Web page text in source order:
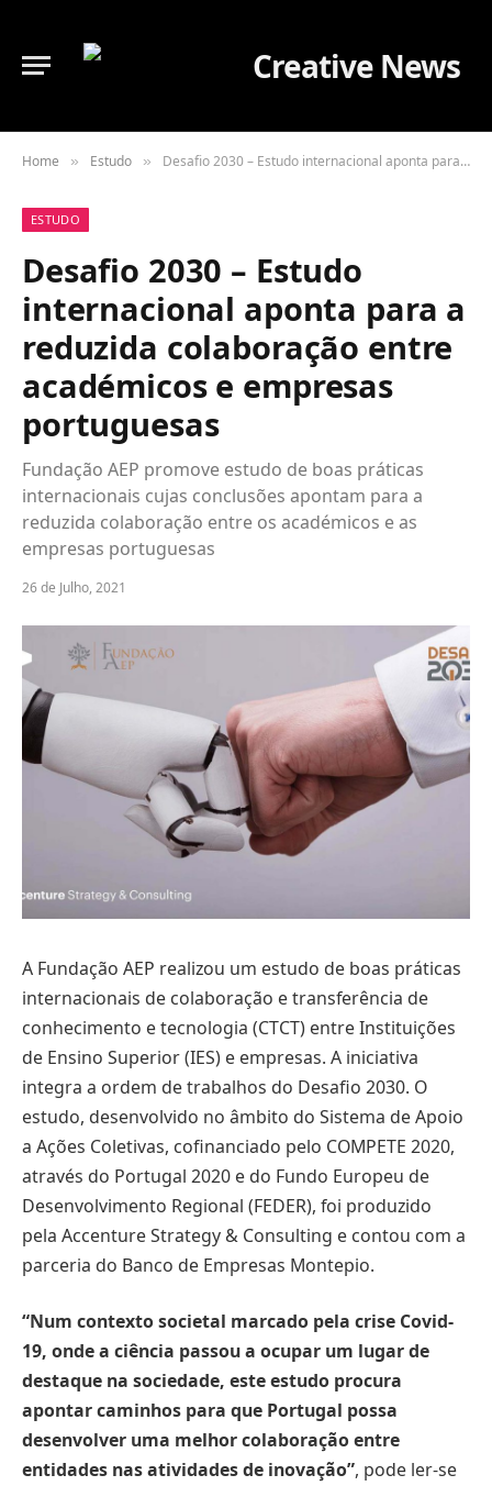
Home » Estudo » Desafio 2030 – Estudo internacional aponta para a reduzida colaboração entre académicos e empresas portuguesas
ESTUDO
Desafio 2030 – Estudo
internacional aponta para a
reduzida colaboração entre
académicos e empresas
portuguesas
Fundação AEP promove estudo de boas práticas
internacionais cujas conclusões apontam para a
reduzida colaboração entre os académicos e as
empresas portuguesas
26 de Julho, 2021
A Fundação AEP realizou um estudo de boas práticas
internacionais de colaboração e transferência de
conhecimento e tecnologia (CTCT) entre Instituições
de Ensino Superior (IES) e empresas. A iniciativa
integra a ordem de trabalhos do Desafio 2030. O
estudo, desenvolvido no âmbito do Sistema de Apoio
a Ações Coletivas, cofinanciado pelo COMPETE 2020,
através do Portugal 2020 e do Fundo Europeu de
Desenvolvimento Regional (FEDER), foi produzido
pela Accenture Strategy & Consulting e contou com a
parceria do Banco de Empresas Montepio.
“Num contexto societal marcado pela crise Covid-
19, onde a ciência passou a ocupar um lugar de
destaque na sociedade, este estudo procura
apontar caminhos para que Portugal possa
desenvolver uma melhor colaboração entre
entidades nas atividades de inovação”, pode ler-se